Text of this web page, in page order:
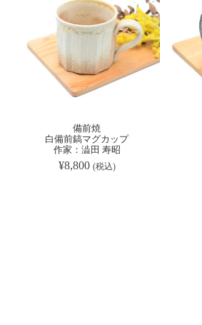
備前焼
白備前鎬マグカップ
作家：澁田 寿昭
¥8,800 (税込)